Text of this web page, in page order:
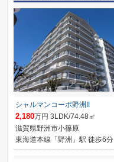
シャルマンコーポ野洲II
2,180万円 3LDK/74.48㎡
滋賀県野洲市小篠原
東海道本線「野洲」駅 徒歩6分